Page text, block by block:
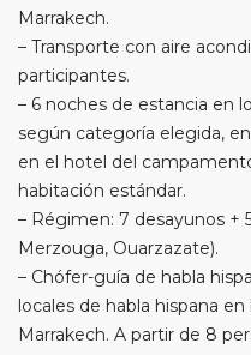
Marrakech.
– Transporte con aire
participantes.
– 6 noches de estancia en
según categoría elegida,
en el hotel del
habitación estándar.
– Régimen: 7 desayunos +
Merzouga, Ouarzazate).
– Chófer-guía de habla
locales de habla hispana
Marrakech. A partir de 8